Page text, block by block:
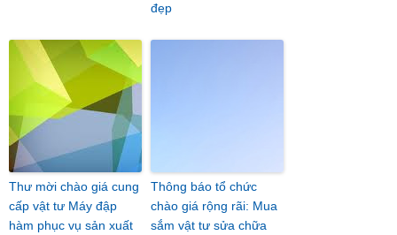
đẹp
Thư mời chào giá cung
cấp vật tư Máy đập
hàm phục vụ sản xuất
Thông báo tổ chức
chào giá rộng rãi: Mua
sắm vật tư sửa chữa